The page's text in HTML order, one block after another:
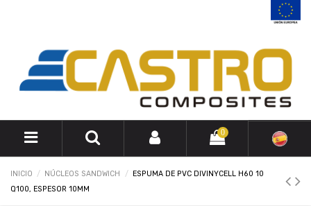
0
INICIO NÚCLEOS SANDWICH
ESPUMA DE PVC DIVINYCELL H60 10
Q100, ESPESOR 10MM